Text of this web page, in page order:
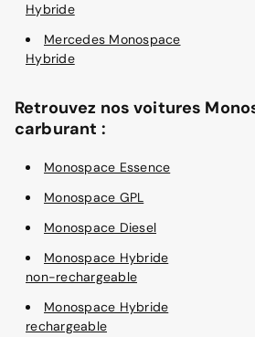
Hybride
Mercedes Monospace
Hybride
Retrouvez nos voitures
carburant :
Monospace Essence
Monospace GPL
Monospace Diesel
Monospace Hybride
non-rechargeable
Monospace Hybride
rechargeable